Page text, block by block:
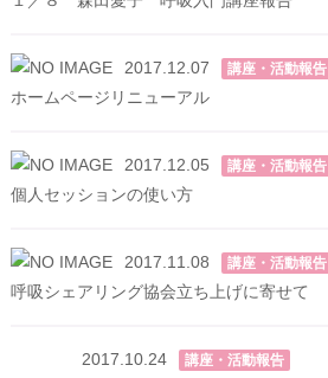
2017.12.07 講座・活動報告
ホームページリニューアル
2017.12.05 講座・活動報告
個人セッションの使い方
2017.11.08 講座・活動報告
呼吸シェアリング協会立ち上げに寄せて
2017.10.24 講座・活動報告